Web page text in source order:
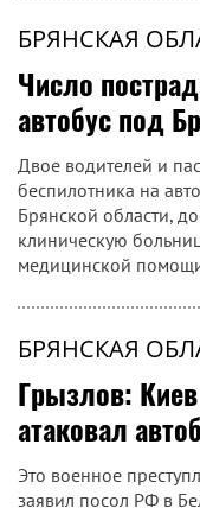
БРЯНСКАЯ
Число
автобус под
Двое водителей и
беспилотника на
Брянской области,
клиническую
медицинской
БРЯНСКАЯ
Грызлов:
атаковал
Это военное
заявил посол РФ в